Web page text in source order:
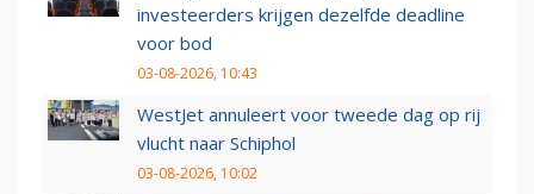
investeerders krijgen dezelfde deadline
voor bod
03-08-2026, 10:43
WestJet annuleert voor tweede dag op rij
vlucht naar Schiphol
03-08-2026, 10:02